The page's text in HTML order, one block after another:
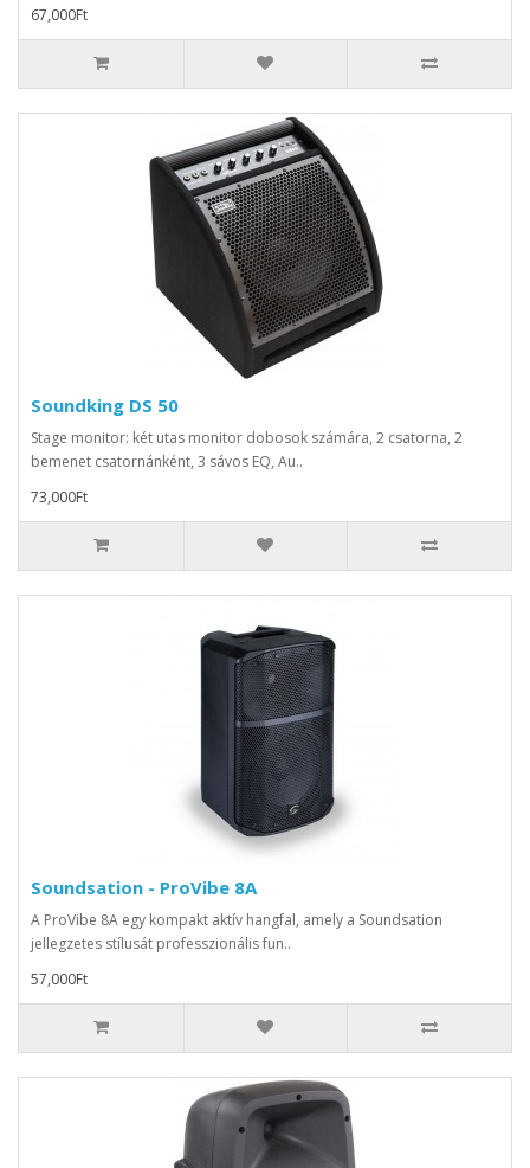
67,000Ft
Soundking DS 50
Stage monitor: két utas monitor dobosok számára, 2 csatorna, 2
bemenet csatornánként, 3 sávos EQ, Au..
73,000Ft
Soundsation - ProVibe 8A
A ProVibe 8A egy kompakt aktív hangfal, amely a Soundsation
jellegzetes stílusát professzionális fun..
57,000Ft